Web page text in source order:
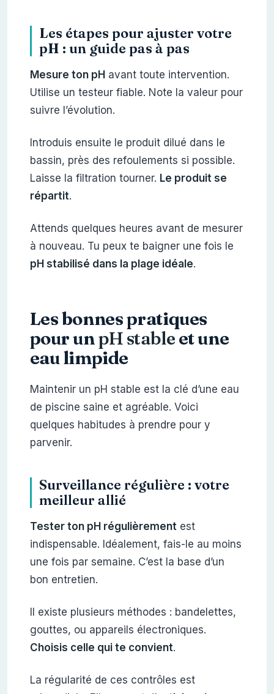
Les étapes pour ajuster votre
pH : un guide pas à pas
Mesure ton pHavant toute intervention.
Utilise un testeur fiable. Note la valeur pour
suivre l’évolution.
Introduis ensuite le produit dilué dans le
bassin, près des refoulements si possible.
Laisse la filtration tourner. Le produit se
répartit.
Attends quelques heures avant de mesurer
à nouveau. Tu peux te baigner une fois le
pH stabilisé dans la plage idéale.
Les bonnes pratiques
pour unpH stableet une
eau limpide
Maintenir un pH stable est la clé d’une eau
de piscine saine et agréable. Voici
quelques habitudes à prendre pour y
parvenir.
Surveillance régulière : votre
meilleur allié
Tester ton pH régulièrement est
indispensable. Idéalement, fais-le au moins
une fois par semaine. C’est la base d’un
bon entretien.
Il existe plusieurs méthodes : bandelettes,
gouttes, ou appareils électroniques.
Choisis celle qui te convient.
La régularité de ces contrôles est